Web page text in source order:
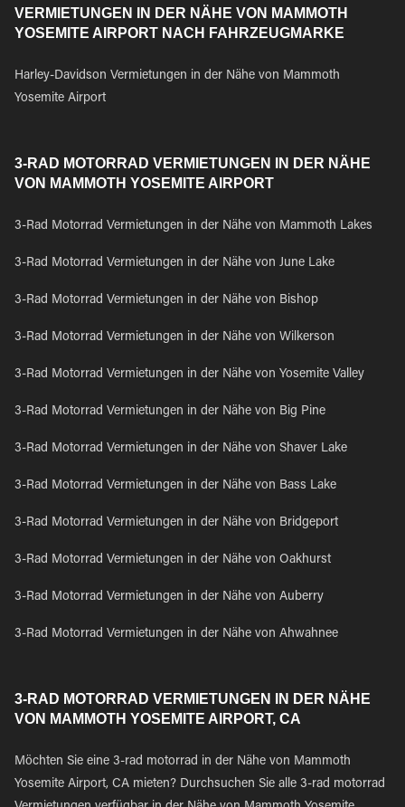
VERMIETUNGEN IN DER NÄHE VON MAMMOTH
YOSEMITE AIRPORT NACH FAHRZEUGMARKE
Harley-Davidson Vermietungen in der Nähe von Mammoth
Yosemite Airport
3-RAD MOTORRAD VERMIETUNGEN IN DER NÄHE
VON MAMMOTH YOSEMITE AIRPORT
3-Rad Motorrad Vermietungen in der Nähe von Mammoth Lakes
3-Rad Motorrad Vermietungen in der Nähe von June Lake
3-Rad Motorrad Vermietungen in der Nähe von Bishop
3-Rad Motorrad Vermietungen in der Nähe von Wilkerson
3-Rad Motorrad Vermietungen in der Nähe von Yosemite Valley
3-Rad Motorrad Vermietungen in der Nähe von Big Pine
3-Rad Motorrad Vermietungen in der Nähe von Shaver Lake
3-Rad Motorrad Vermietungen in der Nähe von Bass Lake
3-Rad Motorrad Vermietungen in der Nähe von Bridgeport
3-Rad Motorrad Vermietungen in der Nähe von Oakhurst
3-Rad Motorrad Vermietungen in der Nähe von Auberry
3-Rad Motorrad Vermietungen in der Nähe von Ahwahnee
3-RAD MOTORRAD VERMIETUNGEN IN DER NÄHE
VON MAMMOTH YOSEMITE AIRPORT, CA
Möchten Sie eine 3-rad motorrad in der Nähe von Mammoth
Yosemite Airport, CA mieten? Durchsuchen Sie alle 3-rad motorrad